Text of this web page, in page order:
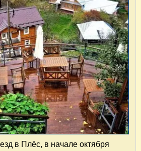
в Плёс, в начале октября